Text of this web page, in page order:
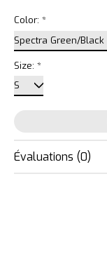
Color: *
Size: *
Évaluations (0)